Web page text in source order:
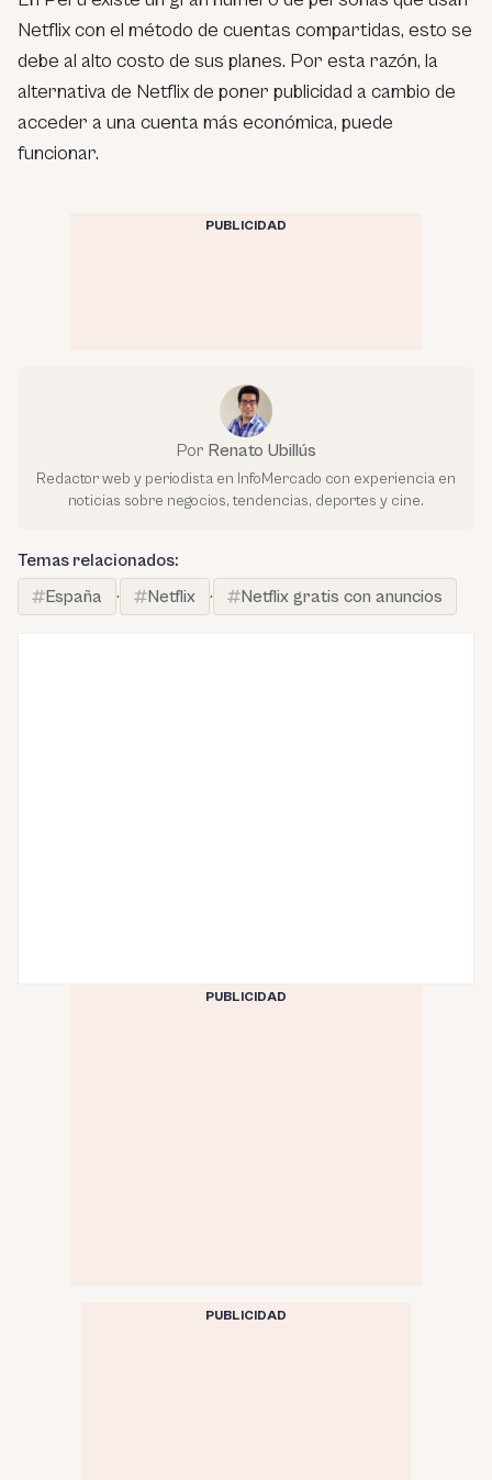
Netflix con el método de cuentas compartidas, esto se
debe al alto costo de sus planes. Por esta razón, la
alternativa de Netflix de poner publicidad a cambio de
acceder a una cuenta más económica, puede
funcionar.
PUBLICIDAD
Por Renato Ubillús
Redactor web y periodista en InfoMercado con experiencia en
noticias sobre negocios, tendencias, deportes y cine.
Temas relacionados:
España
· Netflix · Netflix gratis con anuncios
PUBLICIDAD
PUBLICIDAD